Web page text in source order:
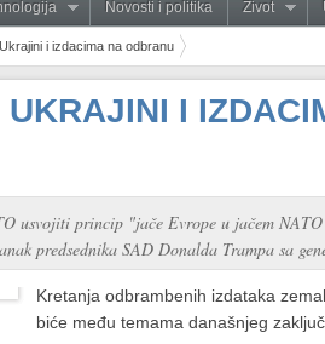
Novosti i politika Život
i izdacima na odbranu
I
usvojiti princip "jače Evrope u jačem
predsednika SAD Donalda Trampa sa
Kretanja odbrambenih izdataka
biće među temama današnjeg